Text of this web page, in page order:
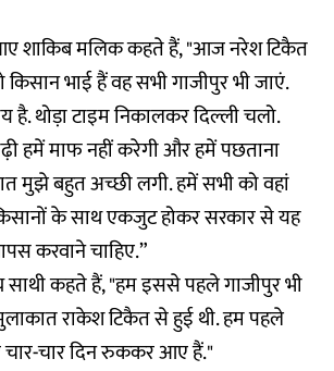
शाकिब मलिक कहते हैं, "आज नरेश टिकैत
किसान भाई हैं वह सभी गाजीपुर भी जाएं.
थोड़ा टाइम निकालकर दिल्ली चलो.
हमें माफ नहीं करेगी और हमें पछताना
मुझे बहुत अच्छी लगी. हमें सभी को वहां
के साथ एकजुट होकर सरकार से यह
करवाने चाहिए.”
कहते हैं, "हम इससे पहले गाजीपुर भी
राकेश टिकैत से हुई थी. हम पहले
चार-चार दिन रुककर आए हैं."